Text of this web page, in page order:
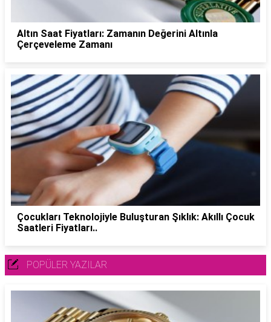
Altın Saat Fiyatları: Zamanın Değerini Altınla
Çerçeveleme Zamanı
Çocukları Teknolojiyle Buluşturan Şıklık: Akıllı Çocuk
Saatleri Fiyatları..
POPÜLER YAZILAR